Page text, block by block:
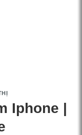
Iphone |